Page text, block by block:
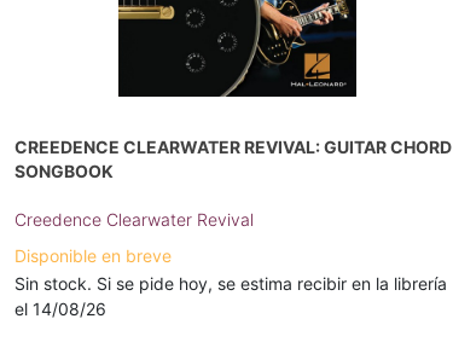
CREEDENCE CLEARWATER REVIVAL: GUITAR CHORD
SONGBOOK
Creedence Clearwater Revival
Disponible en breve
Sin stock. Si se pide hoy, se estima recibir en la librería
el 14/08/26